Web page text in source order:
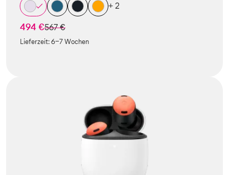
+ 2
494 €statt
567 €
Lieferzeit:6-7 Wochen